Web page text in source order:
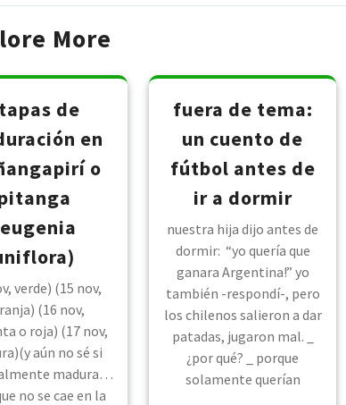
More
de
en
o
verde) (15 nov,
(16 nov,
o roja) (17 nov,
aún no sé si
madura…
no se cae en la
fuera de tema:
un cuento de
fútbol antes de
ir a dormir
nuestra hija dijo antes de
dormir: “yo quería que
ganara Argentina!” yo
también -respondí-, pero
los chilenos salieron a dar
patadas, jugaron mal. _
¿por qué? _ porque
solamente querían